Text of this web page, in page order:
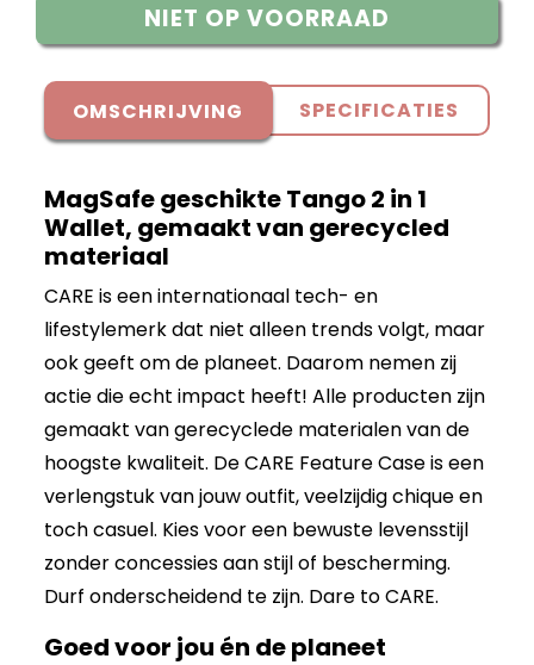
NIET OP VOORRAAD
OMSCHRIJVING SPECIFICATIES
MagSafe geschikte Tango 2 in 1
Wallet, gemaakt van gerecycled
materiaal
CARE is een internationaal tech- en
lifestylemerk dat niet alleen trends volgt, maar
ook geeft om de planeet. Daarom nemen zij
actie die echt impact heeft! Alle producten zijn
gemaakt van gerecyclede materialen van de
hoogste kwaliteit. De CARE Feature Case is een
verlengstuk van jouw outfit, veelzijdig chique en
toch casuel. Kies voor een bewuste levensstijl
zonder concessies aan stijl of bescherming.
Durf onderscheidend te zijn. Dare to CARE.
Goed voor jou én de planeet